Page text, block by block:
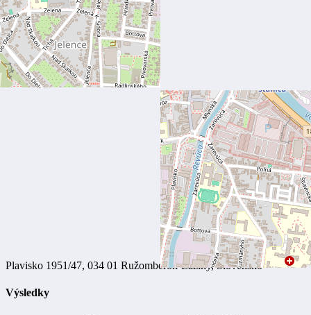
ŠH T-18 Plavisko, Ružomberok
Plavisko 1951/47, 034 01 Ružomberok-Laziny, Slovensko
Výsledky